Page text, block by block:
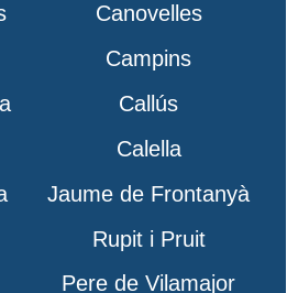
Canovelles
Campins
Callús
Calella
Jaume de Frontanyà
Rupit i Pruit
Pere de Vilamajor